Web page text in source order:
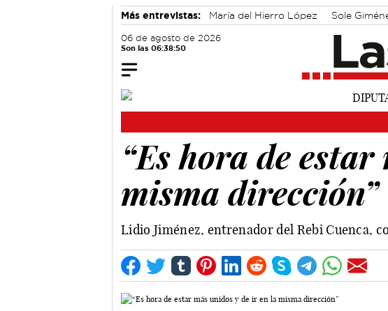
Más entrevistas: María del Hierro López Sole
06 de agosto de 2026
Son las 06:38:51
“Es hora de
misma dirección”
Lidio Jiménez, entrenador del Rebi Cuenca,